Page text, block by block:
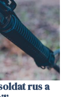
rus a